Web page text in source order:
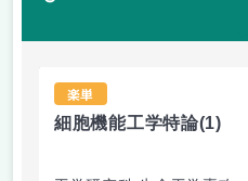
楽単
細胞機能工学特論(1)